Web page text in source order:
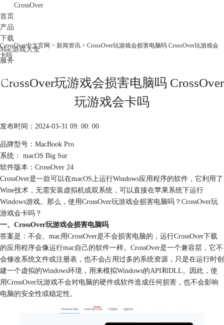
CrossOver
首页
产品
下载
Mac游戏大全
服务
购买
CrossOver中文官网 > 新闻资讯 > CrossOver玩游戏会损害电脑吗 CrossOver玩游戏会
卡吗
CrossOver玩游戏会损害电脑吗 CrossOver
玩游戏会卡吗
发布时间：2024-03-31 09: 00: 00
品牌型号：MacBook Pro
系统： macOS Big Sur
软件版本：CrossOver 24
CrossOver是一款可以在macOS上运行Windows应用程序的软件，它利用了
Wine技术，无需安装虚拟机或双系统，可以直接在苹果系统下运行
Windows游戏。那么，使用CrossOver玩游戏会损害电脑吗？CrossOver玩
游戏会卡吗？
一、CrossOver玩游戏会损害电脑吗
答案是：不会。mac用CrossOver是不会损害电脑的，运行CrossOver下载
的应用程序会像运行mac自己的软件一样。CrossOver是一个兼容层，它不
会修改系统文件或注册表，也不会占用过多的系统资源，只是在运行时创
建一个虚拟的Windows环境，用来模拟Windows的API和DLL。因此，使
用CrossOver玩游戏不会对电脑的硬件或软件造成任何损害，也不会影响
电脑的安全性或稳定性。